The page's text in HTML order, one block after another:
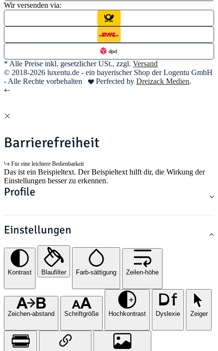
Wir versenden via:
* Alle Preise inkl. gesetzlicher USt., zzgl. Versand
© 2018-2026 luxentu.de - ein bayerischer Shop der Logentu GmbH
- Alle Rechte vorbehalten
Perfected by Dreizack Medien.
Barrierefreiheit
Für eine leichtere Bedienbarkeit
Das ist ein Beispieltext. Der Beispieltext hilft dir, die Wirkung der
Einstellungen besser zu erkennen.
Profile
Einstellungen
Kontrast Blaufilter Farb-sättigung Zeilen-höhe
Zeichen-abstand Schriftgröße Hochkontrast Dyslexie Zeiger